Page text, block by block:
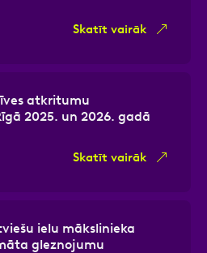
Skatīt vairāk
atkritumu
2025. un 2026. gadā
Skatīt vairāk
ielu mākslinieka
gleznojumu